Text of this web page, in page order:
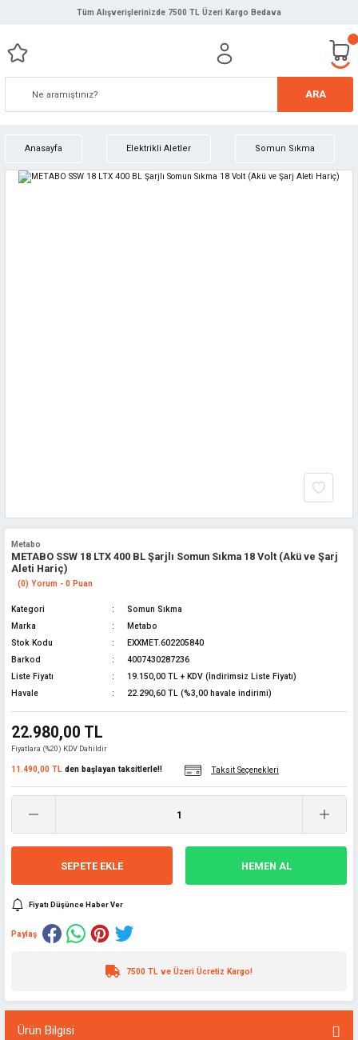
Tüm Alışverişlerinizde 7500 TL Üzeri Kargo Bedava
ARA
Anasayfa Elektrikli Aletler Somun Sıkma
Metabo
METABO SSW 18 LTX 400 BL Şarjlı Somun Sıkma 18 Volt (Akü ve Şarj
Aleti Hariç)
(0) Yorum - 0 Puan
Kategori
Somun Sıkma
Marka
Metabo
Stok Kodu
EXXMET.602205840
Barkod
4007430287236
Liste Fiyatı
19.150,00 TL + KDV (İndirimsiz Liste Fiyatı)
Havale
22.290,60 TL (%3,00 havale indirimi)
22.980,00 TL
Fiyatlara (%20) KDV Dahildir
11.490,00 TL den başlayan taksitlerle!! Taksit Seçenekleri
SEPETE EKLE HEMEN AL
Fiyatı Düşünce Haber Ver
Paylaş
7500 TL ve Üzeri Ücretiz Kargo!
Ürün Bilgisi